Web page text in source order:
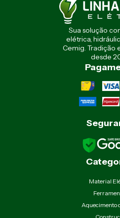
Sua solução
elétrica,
Cemig. Tradição
desde
Material
Aquecimento